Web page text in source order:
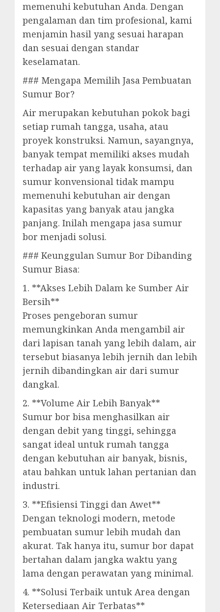
memenuhi kebutuhan Anda. Dengan
pengalaman dan tim profesional, kami
menjamin hasil yang sesuai harapan
dan sesuai dengan standar
keselamatan.
### Mengapa Memilih Jasa Pembuatan
Sumur Bor?
Air merupakan kebutuhan pokok bagi
setiap rumah tangga, usaha, atau
proyek konstruksi. Namun, sayangnya,
banyak tempat memiliki akses mudah
terhadap air yang layak konsumsi, dan
sumur konvensional tidak mampu
memenuhi kebutuhan air dengan
kapasitas yang banyak atau jangka
panjang. Inilah mengapa jasa sumur
bor menjadi solusi.
### Keunggulan Sumur Bor Dibanding
Sumur Biasa:
1. **Akses Lebih Dalam ke Sumber Air
Bersih**
Proses pengeboran sumur
memungkinkan Anda mengambil air
dari lapisan tanah yang lebih dalam, air
tersebut biasanya lebih jernih dan lebih
jernih dibandingkan air dari sumur
dangkal.
2. **Volume Air Lebih Banyak**
Sumur bor bisa menghasilkan air
dengan debit yang tinggi, sehingga
sangat ideal untuk rumah tangga
dengan kebutuhan air banyak, bisnis,
atau bahkan untuk lahan pertanian dan
industri.
3. **Efisiensi Tinggi dan Awet**
Dengan teknologi modern, metode
pembuatan sumur lebih mudah dan
akurat. Tak hanya itu, sumur bor dapat
bertahan dalam jangka waktu yang
lama dengan perawatan yang minimal.
4. **Solusi Terbaik untuk Area dengan
Ketersediaan Air Terbatas**